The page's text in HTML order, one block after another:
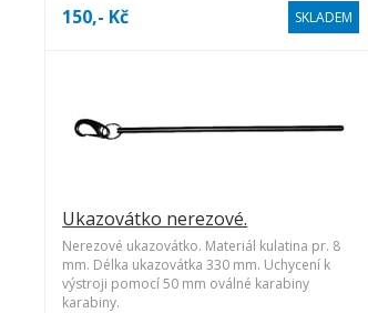
150,- Kč SKLADEM
Ukazovátko nerezové.
Nerezové ukazovátko. Materiál kulatina pr. 8
mm. Délka ukazovátka 330 mm. Uchycení k
výstroji pomocí 50 mm oválné karabiny
karabiny.